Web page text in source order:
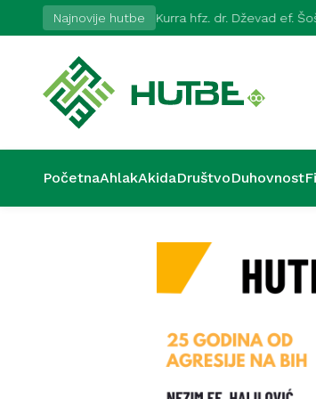
Najnovije hutbe Kurra hfz. dr. Dževad ef.
PočetnaAhlakAkidaDruštvoDuhovnost